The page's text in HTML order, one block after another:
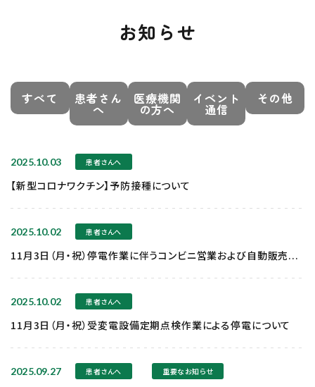
お知らせ
すべて 患者さん
へ
医療機関
の方へ
イベント
通信
その他
2025.10.03 患者さんへ
【新型コロナワクチン】予防接種について
2025.10.02 患者さんへ
11月3日（月・祝）停電作業に伴うコンビニ営業および自動販売...
2025.10.02 患者さんへ
11月3日（月・祝）受変電設備定期点検作業による停電について
2025.09.27 患者さんへ 重要なお知らせ